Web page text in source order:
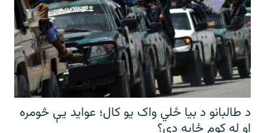
د طالبانو د بیا ځلي واک یو کال؛ عواید یې څومره
او له کوم ځایه دي؟